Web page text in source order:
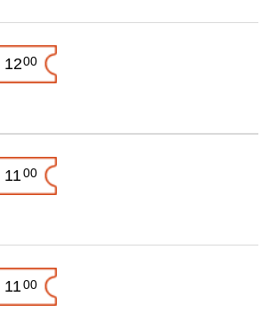
1200
1100
1100